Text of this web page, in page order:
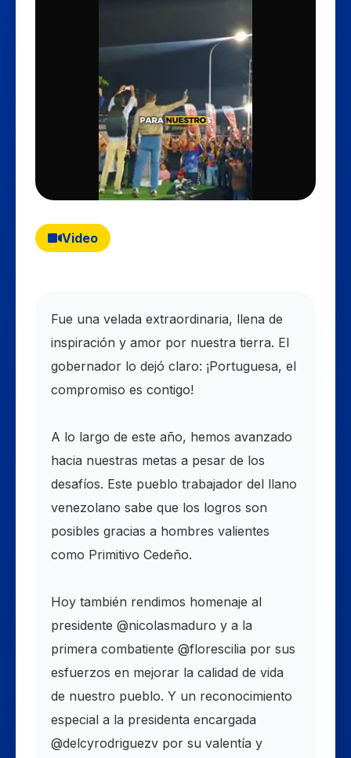
Video
Fue una velada extraordinaria, llena de
inspiración y amor por nuestra tierra. El
gobernador lo dejó claro: ¡Portuguesa, el
compromiso es contigo!
A lo largo de este año, hemos avanzado
hacia nuestras metas a pesar de los
desafíos. Este pueblo trabajador del llano
venezolano sabe que los logros son
posibles gracias a hombres valientes
como Primitivo Cedeño.
Hoy también rendimos homenaje al
presidente @nicolasmaduro y a la
primera combatiente @florescilia por sus
esfuerzos en mejorar la calidad de vida
de nuestro pueblo. Y un reconocimiento
especial a la presidenta encargada
@delcyrodriguezv por su valentía y